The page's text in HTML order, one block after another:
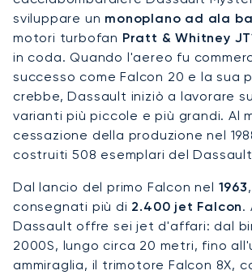
sviluppare un monoplano ad ala
motori turbofan Pratt & Whitney
in coda. Quando l'aereo fu
successo come Falcon 20 e la sua
crebbe, Dassault iniziò a lavorare
varianti più piccole e più grandi. Al
cessazione della produzione nel
costruiti 508 esemplari del Dassault
Dal lancio del primo Falcon nel 1963
consegnati più di 2.400 jet Falcon.
Dassault offre sei jet d'affari: dal
2000S, lungo circa 20 metri, fino
ammiraglia, il trimotore Falcon 8X,